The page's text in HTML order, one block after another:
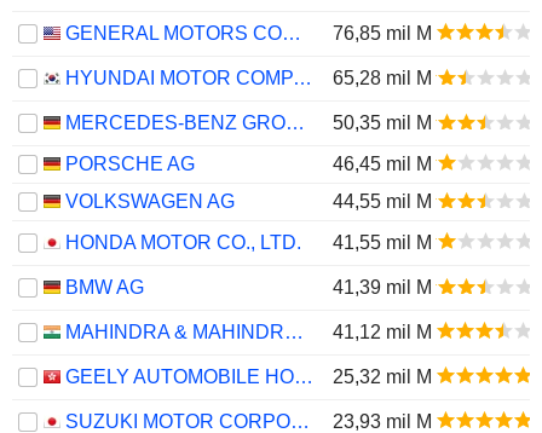
GENERAL MOTORS COMPANY 76,85 mil M
HYUNDAI MOTOR COMPANY 65,28 mil M
MERCEDES-BENZ GROUP AG
50,35 mil M
PORSCHE AG
46,45 mil M
VOLKSWAGEN AG
44,55 mil M
HONDA MOTOR CO., LTD.
41,55 mil M
BMW AG 41,39 mil M
MAHINDRA & MAHINDRA LIMITED 41,12 mil M
GEELY AUTOMOBILE HOLDINGS LIMITED 25,32 mil M
SUZUKI MOTOR CORPORATION 23,93 mil M